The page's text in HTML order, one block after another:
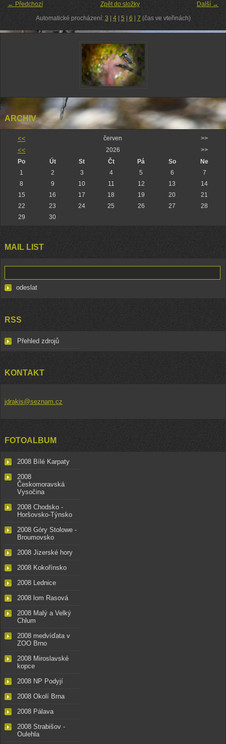
← Předchozí Další →
Zpět do složky
Automatické procházení: 3 4| 5 6 7 (čas ve vteřinách)
ARCHIV
<< červen >>
<< 2026
>>
Po
Út St Čt Pá So
Ne
1
2 3 4 5 6
7
8
9 10 11 12 13
14
15
16 17 18 19 20
21
22
23 24 25 26 27
28
29
30
MAIL LIST
RSS
Přehled zdrojů
KONTAKT
jdrakis@seznam.cz
FOTOALBUM
2008 Bílé Karpaty
2008
Českomoravská
Vysočina
2008 Chodsko -
Horšovsko-Týnsko
2008 Góry Stolowe -
Broumovsko
2008 Jizerské hory
2008 Kokořínsko
2008 Lednice
2008 lom Rasová
2008 Malý a Velký
Chlum
2008 medvíďata v
ZOO Brno
2008 Miroslavské
kopce
2008 NP Podyjí
2008 Okolí Brna
2008 Pálava
2008 Strabišov -
Oulehla